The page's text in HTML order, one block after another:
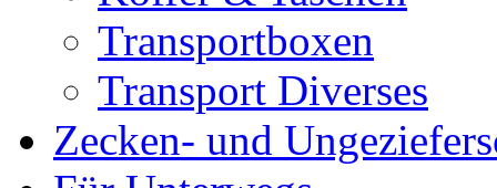
Transportboxen
Transport Diverses
Zecken- und